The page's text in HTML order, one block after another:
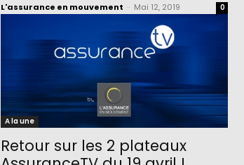
L'assurance en mouvement Mai 12, 2019 0
A la une
Retour sur les 2 plateaux